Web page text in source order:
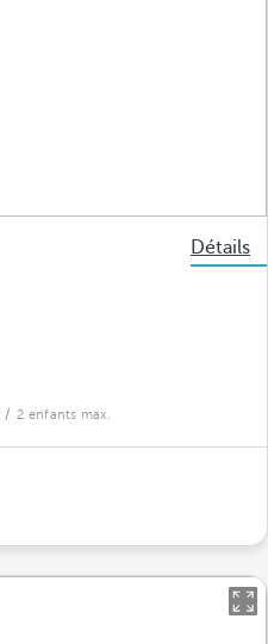
Détails
/ 2 enfants max.